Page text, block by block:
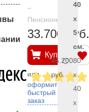
–
Пенсионерам
33.700 руб.
Купить
или
оформить
быстрый
заказ
40
x
5
см.
45.200
руб.
80
x
40
x